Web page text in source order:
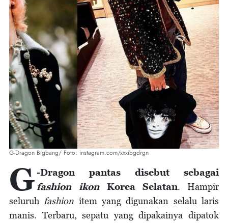
G-Dragon Bigbang/ Foto: instagram.com/xxxibgdrgn
G-Dragon pantas disebut sebagai
fashion ikonKorea Selatan. Hampir
seluruh fashion item yang digunakan selalu laris
manis. Terbaru, sepatu yang dipakainya dipatok